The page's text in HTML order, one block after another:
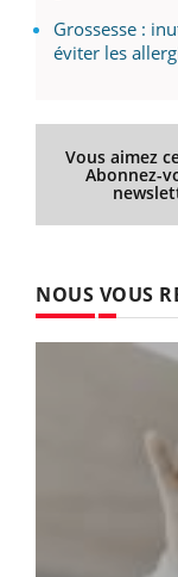
Grossesse :
éviter les
Vous aimez
Abonnez-
NOUS VOUS